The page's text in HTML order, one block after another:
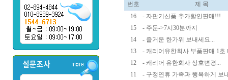
번호
제 목
16
- 자판기신품 추가할인판매!!!
15
- 주문->7시30분까지
14
- 즐거운 한가위 보내세요...
13
- 캐리어유한회사 부품판매 1호
12
- 캐리어 유한회사 상호변경...
11
- 구정연휴 가족과 행복하게 보